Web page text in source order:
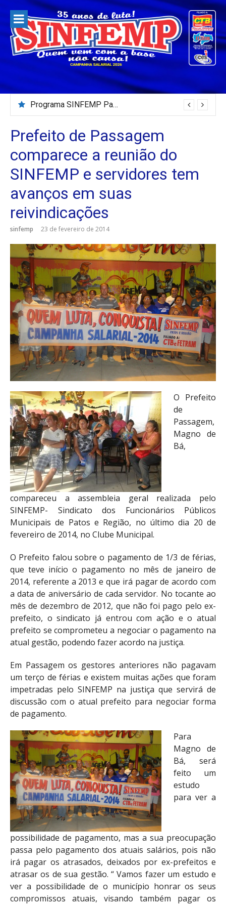
para
conteúdo
Programa SINFEMP Para Todos – 02/08/2026
Prefeito de Passagem
comparece a reunião do
SINFEMP e servidores tem
avanços em suas
reivindicações
sinfemp 23 de fevereiro de 2014
O Prefeito
de
Passagem,
Magno de
Bá,
compareceu a assembleia geral realizada pelo
SINFEMP- Sindicato dos Funcionários Públicos
Municipais de Patos e Região, no último dia 20 de
fevereiro de 2014, no Clube Municipal.
O Prefeito falou sobre o pagamento de 1/3 de férias,
que teve início o pagamento no mês de janeiro de
2014, referente a 2013 e que irá pagar de acordo com
a data de aniversário de cada servidor. No tocante ao
mês de dezembro de 2012, que não foi pago pelo ex-
prefeito, o sindicato já entrou com ação e o atual
prefeito se comprometeu a negociar o pagamento na
atual gestão, podendo fazer acordo na justiça.
Em Passagem os gestores anteriores não pagavam
um terço de férias e existem muitas ações que foram
impetradas pelo SINFEMP na justiça que servirá de
discussão com o atual prefeito para negociar forma
de pagamento.
Para
Magno de
Bá, será
feito um
estudo
para ver a
possibilidade de pagamento, mas a sua preocupação
passa pelo pagamento dos atuais salários, pois não
irá pagar os atrasados, deixados por ex-prefeitos e
atrasar os de sua gestão. “ Vamos fazer um estudo e
ver a possibilidade de o município honrar os seus
compromissos atuais, visando também pagar os